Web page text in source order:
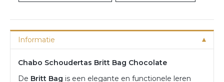
Informatie
Chabo Schoudertas Britt Bag Chocolate
De Britt Bag is een elegante en functionele leren